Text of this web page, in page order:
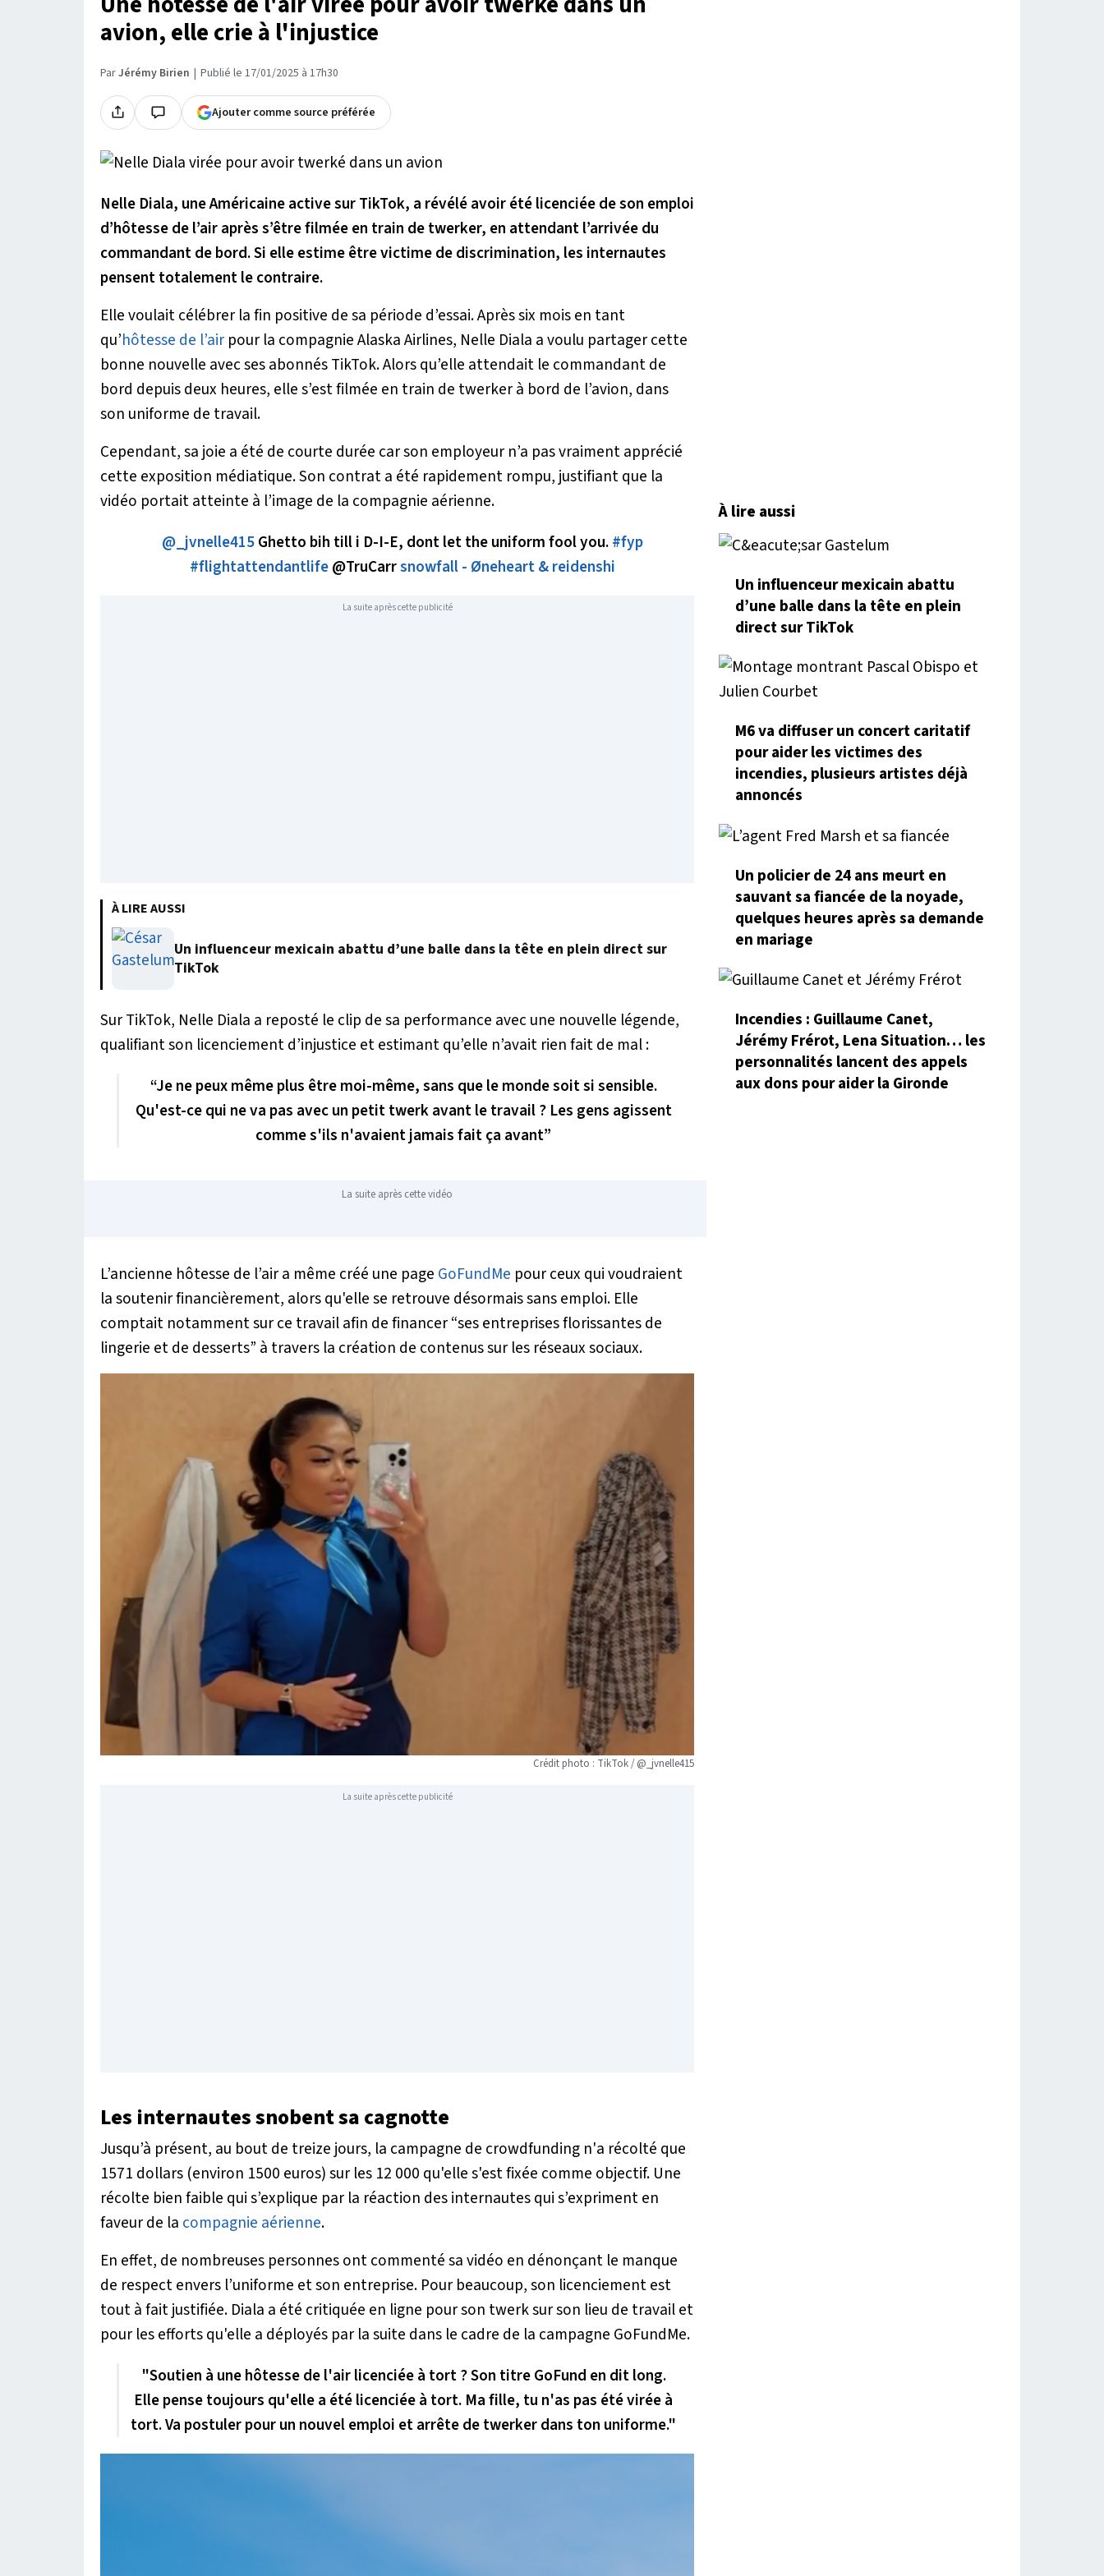
avion, elle crie à l'injustice
ParJérémy Birien Publié le 17/01/2025 à 17h30
Ajouter comme source préférée
Nelle Diala, une Américaine active sur TikTok, a révélé avoir été licenciée de son emploi
d’hôtesse de l’air après s’être filmée en train de twerker, en attendant l’arrivée du
commandant de bord. Si elle estime être victime de discrimination, les internautes
pensent totalement le contraire.
Elle voulait célébrer la fin positive de sa période d’essai. Après six mois en tant
qu’hôtesse de l’air pour la compagnie Alaska Airlines, Nelle Diala a voulu partager cette
bonne nouvelle avec ses abonnés TikTok. Alors qu’elle attendait le commandant de
bord depuis deux heures, elle s’est filmée en train de twerker à bord de l’avion, dans
son uniforme de travail.
Cependant, sa joie a été de courte durée car son employeur n’a pas vraiment apprécié
cette exposition médiatique. Son contrat a été rapidement rompu, justifiant que la
vidéo portait atteinte à l’image de la compagnie aérienne.
@_jvnelle415Ghetto bih till i D-I-E, dont let the uniform fool you.#fyp
#flightattendantlife@TruCarrsnowfall - Øneheart & reidenshi
La suite après cette publicité
À LIRE AUSSI
Un influenceur mexicain abattu d’une balle dans la tête en plein direct sur
TikTok
Sur TikTok, Nelle Diala a reposté le clip de sa performance avec une nouvelle légende,
qualifiant son licenciement d’injustice et estimant qu’elle n’avait rien fait de mal :
“Je ne peux même plus être moi-même, sans que le monde soit si sensible.
Qu'est-ce qui ne va pas avec un petit twerk avant le travail ? Les gens agissent
comme s'ils n'avaient jamais fait ça avant”
La suite après cette vidéo
L’ancienne hôtesse de l’air a même créé une page GoFundMe pour ceux qui voudraient
la soutenir financièrement, alors qu'elle se retrouve désormais sans emploi. Elle
comptait notamment sur ce travail afin de financer “ses entreprises florissantes de
lingerie et de desserts” à travers la création de contenus sur les réseaux sociaux.
Crédit photo : TikTok / @_jvnelle415
La suite après cette publicité
Les internautes snobent sa cagnotte
Jusqu’à présent, au bout de treize jours, la campagne de crowdfunding n'a récolté que
1571 dollars (environ 1500 euros) sur les 12 000 qu'elle s'est fixée comme objectif. Une
récolte bien faible qui s’explique par la réaction des internautes qui s’expriment en
faveur de la compagnie aérienne.
En effet, de nombreuses personnes ont commenté sa vidéo en dénonçant le manque
de respect envers l’uniforme et son entreprise. Pour beaucoup, son licenciement est
tout à fait justifiée. Diala a été critiquée en ligne pour son twerk sur son lieu de travail et
pour les efforts qu'elle a déployés par la suite dans le cadre de la campagne GoFundMe.
"Soutien à une hôtesse de l'air licenciée à tort ? Son titre GoFund en dit long.
Elle pense toujours qu'elle a été licenciée à tort. Ma fille, tu n'as pas été virée à
tort. Va postuler pour un nouvel emploi et arrête de twerker dans ton uniforme."
À lire aussi
Un influenceur mexicain abattu
d’une balle dans la tête en plein
direct sur TikTok
M6 va diffuser un concert caritatif
pour aider les victimes des
incendies, plusieurs artistes déjà
annoncés
Un policier de 24 ans meurt en
sauvant sa fiancée de la noyade,
quelques heures après sa demande
en mariage
Incendies : Guillaume Canet,
Jérémy Frérot, Lena Situation… les
personnalités lancent des appels
aux dons pour aider la Gironde